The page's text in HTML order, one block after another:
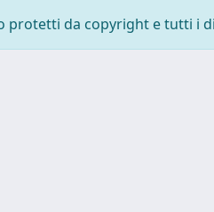
protetti da copyright e tutti i